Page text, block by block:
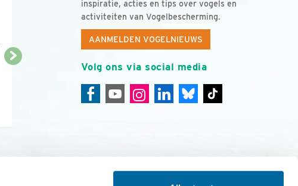
inspiratie, acties en tips over vogels en
activiteiten van Vogelbescherming.
AANMELDEN VOGELNIEUWS
Volg ons via social media